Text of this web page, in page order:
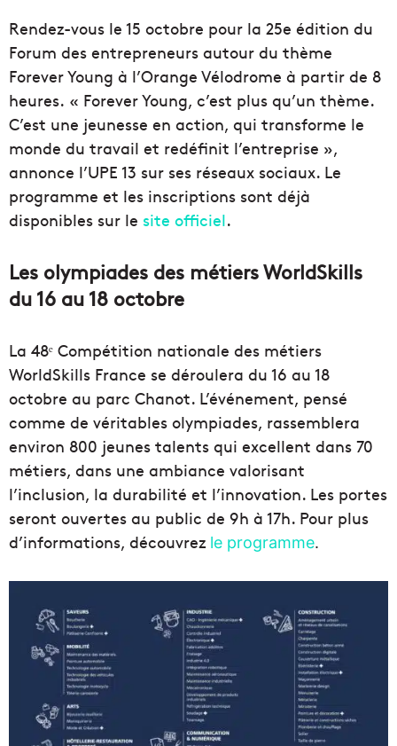
Rendez-vous le 15 octobre pour la 25e édition du
Forum des entrepreneurs autour du thème
Forever Young à l’Orange Vélodrome à partir de 8
heures. « Forever Young, c’est plus qu’un thème.
C’est une jeunesse en action, qui transforme le
monde du travail et redéfinit l’entreprise »,
annonce l’UPE 13 sur ses réseaux sociaux. Le
programme et les inscriptions sont déjà
disponibles sur le site officiel.
Les olympiades des métiers WorldSkills
du 16 au 18 octobre
La 48ᵉ Compétition nationale des métiers
WorldSkills France se déroulera du 16 au 18
octobre au parc Chanot. L’événement, pensé
comme de véritables olympiades, rassemblera
environ 800 jeunes talents qui excellent dans 70
métiers, dans une ambiance valorisant
l’inclusion, la durabilité et l’innovation. Les portes
seront ouvertes au public de 9h à 17h. Pour plus
d’informations, découvrez le programme.